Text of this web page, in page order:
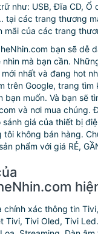
như: USB, Đĩa CD, Ổ
tại các trang thương
mãi của các trang
bạn sẽ dễ
mà bạn cần.
nhất và đang hot
trên Google, trang tìm
bạn muốn. Và bạn sẽ
và nơi mua chúng.
giá của thiết bị
tôi không bán hàng.
phẩm với giá RẺ,
chính xác thông tin
Tivi, Tivi Oled, Tivi